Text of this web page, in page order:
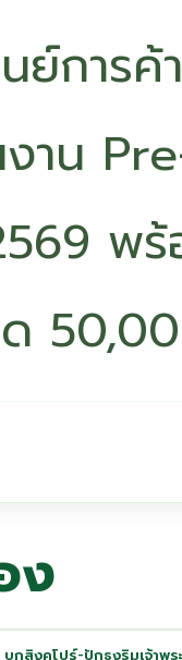
ย์การค้
าน
พ
ง
กสิงคโปร์-ปักธงริมเจ้าพร